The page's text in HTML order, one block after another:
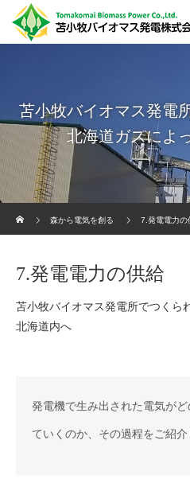
苫小牧バイオマス発電
北海道ガスによ
森から電気を創る
7.発電電力の
7.発電電力の供給
苫小牧バイオマス発電所でつくら
北海道内へ
発電機で生み出された電気が
ていくのか、その過程をご紹介